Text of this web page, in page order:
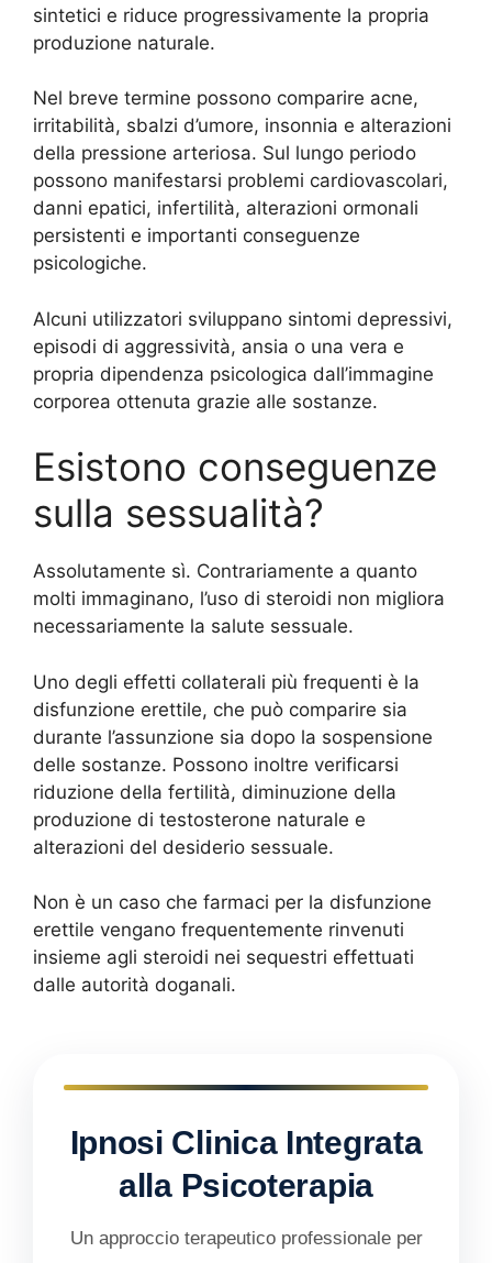
sintetici e riduce progressivamente la propria
produzione naturale.
Nel breve termine possono comparire acne,
irritabilità, sbalzi d’umore, insonnia e alterazioni
della pressione arteriosa. Sul lungo periodo
possono manifestarsi problemi cardiovascolari,
danni epatici, infertilità, alterazioni ormonali
persistenti e importanti conseguenze
psicologiche.
Alcuni utilizzatori sviluppano sintomi depressivi,
episodi di aggressività, ansia o una vera e
propria dipendenza psicologica dall’immagine
corporea ottenuta grazie alle sostanze.
Esistono conseguenze
sulla sessualità?
Assolutamente sì. Contrariamente a quanto
molti immaginano, l’uso di steroidi non migliora
necessariamente la salute sessuale.
Uno degli effetti collaterali più frequenti è la
disfunzione erettile, che può comparire sia
durante l’assunzione sia dopo la sospensione
delle sostanze. Possono inoltre verificarsi
riduzione della fertilità, diminuzione della
produzione di testosterone naturale e
alterazioni del desiderio sessuale.
Non è un caso che farmaci per la disfunzione
erettile vengano frequentemente rinvenuti
insieme agli steroidi nei sequestri effettuati
dalle autorità doganali.
Ipnosi Clinica Integrata
alla Psicoterapia
Un approccio terapeutico professionale per